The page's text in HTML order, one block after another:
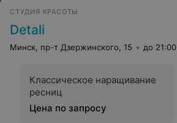
СТУДИЯ КРАСОТЫ
Detali
Минск, пр-т Дзержинского, 15 до 21:00
Классическое наращивание
ресниц
Цена по запросу